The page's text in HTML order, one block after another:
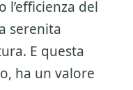
del
serenita
E questa
ha un valore